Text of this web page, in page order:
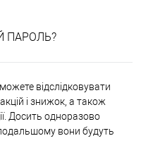
ПАРОЛЬ?
відслідковувати
і знижок, а також
Досить одноразово
подальшому вони будуть